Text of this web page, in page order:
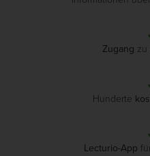
Zugang zu
Hunderte
Lecturio-App